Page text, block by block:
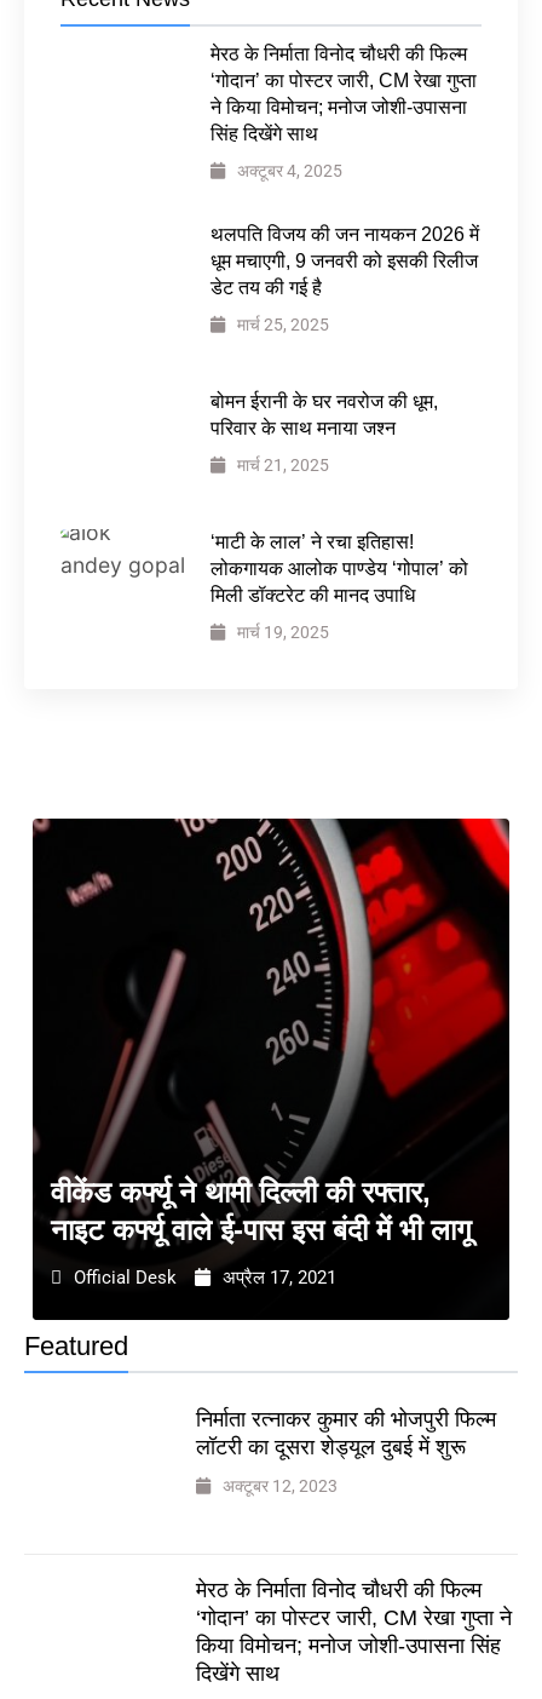
मेरठ के निर्माता विनोद चौधरी की फिल्म
‘गोदान’ का पोस्टर जारी, CM रेखा गुप्ता
ने किया विमोचन; मनोज जोशी-उपासना
सिंह दिखेंगे साथ
अक्टूबर 4, 2025
थलपति विजय की जन नायकन 2026 में
धूम मचाएगी, 9 जनवरी को इसकी रिलीज
डेट तय की गई है
मार्च 25, 2025
बोमन ईरानी के घर नवरोज की धूम,
परिवार के साथ मनाया जश्न
मार्च 21, 2025
‘माटी के लाल’ ने रचा इतिहास!
लोकगायक आलोक पाण्डेय ‘गोपाल’ को
मिली डॉक्टरेट की मानद उपाधि
मार्च 19, 2025
Featured
निर्माता रत्नाकर कुमार की भोजपुरी फिल्म
लॉटरी का दूसरा शेड्यूल दुबई में शुरू
अक्टूबर 12, 2023
मेरठ के निर्माता विनोद चौधरी की फिल्म
‘गोदान’ का पोस्टर जारी, CM रेखा गुप्ता ने
किया विमोचन; मनोज जोशी-उपासना सिंह
दिखेंगे साथ
वीकेंड कर्फ्यू ने थामी दिल्ली की रफ्तार,
नाइट कर्फ्यू वाले ई-पास इस बंदी में भी लागू
Official Desk अप्रैल 17, 2021